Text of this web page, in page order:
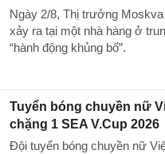
Ngày 2/8, Thị trưởng
xảy ra tại một nhà hàng ở
“hành động khủng bố”.
Tuyển bóng chuyền nữ
chặng 1 SEA V.Cup 2026
Đội tuyển bóng chuyền nữ